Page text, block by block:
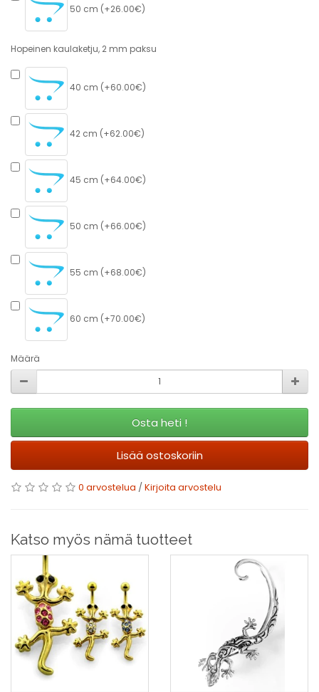
50 cm (+26.00€)
Hopeinen kaulaketju, 2 mm paksu
40 cm (+60.00€)
42 cm (+62.00€)
45 cm (+64.00€)
50 cm (+66.00€)
55 cm (+68.00€)
60 cm (+70.00€)
Määrä
Osta heti !
Lisää ostoskoriin
0 arvostelua /Kirjoita arvostelu
Katso myös nämä tuotteet